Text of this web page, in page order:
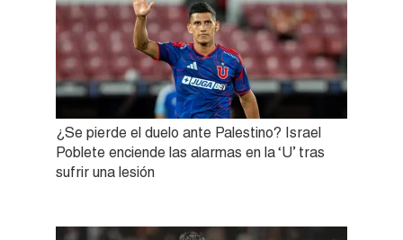
¿Se pierde el duelo ante Palestino? Israel
Poblete enciende las alarmas en la ‘U’ tras
sufrir una lesión